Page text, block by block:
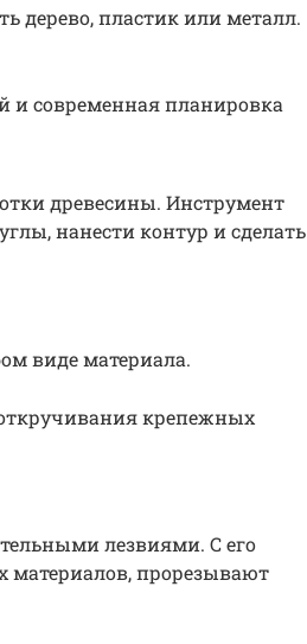
дерево, пластик или металл.
и современная планировка
древесины. Инструмент
нанести контур и сделать
виде материала.
крепежных
лезвиями. С его
прорезывают